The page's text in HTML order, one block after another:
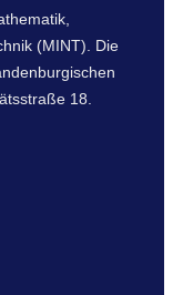
(MINT). Die
18.